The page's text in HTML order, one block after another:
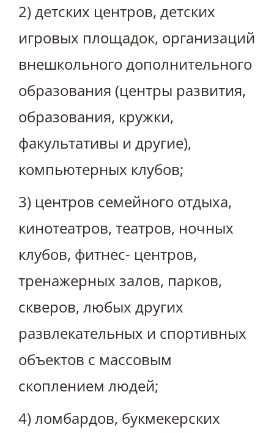
2) детских центров, детских
игровых площадок, организаций
внешкольного дополнительного
образования (центры развития,
образования, кружки,
факультативы и другие),
компьютерных клубов;
3) центров семейного отдыха,
кинотеатров, театров, ночных
клубов, фитнес- центров,
тренажерных залов, парков,
скверов, любых других
развлекательных и спортивных
объектов с массовым
скоплением людей;
4) ломбардов, букмекерских